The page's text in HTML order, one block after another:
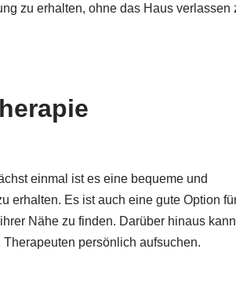
zu erhalten, ohne das Haus verlassen
einmal ist es eine bequeme und
erhalten. Es ist auch eine gute Option
Nähe zu finden. Darüber hinaus
persönlich aufsuchen.